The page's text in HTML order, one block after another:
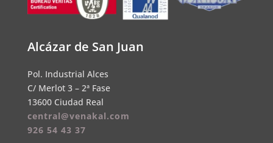
Alcázar de San Juan
Pol. Industrial Alces
C/ Merlot 3 – 2ª Fase
13600 Ciudad Real
central@venakal.com
926 54 43 37